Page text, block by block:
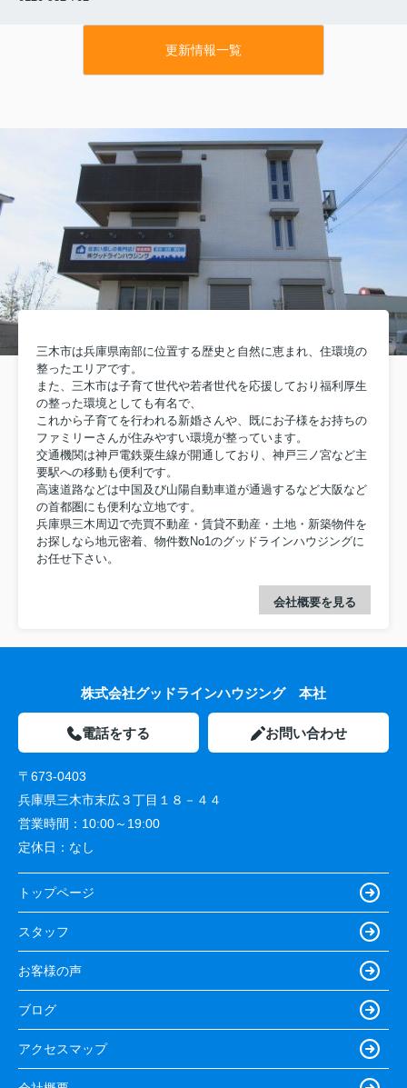
更新情報一覧
三木市は兵庫県南部に位置する歴史と自然に恵まれ、住環境の
整ったエリアです。
また、三木市は子育て世代や若者世代を応援しており福利厚生
の整った環境としても有名で、
これから子育てを行われる新婚さんや、既にお子様をお持ちの
ファミリーさんが住みやすい環境が整っています。
交通機関は神戸電鉄粟生線が開通しており、神戸三ノ宮など主
要駅への移動も便利です。
高速道路などは中国及び山陽自動車道が通過するなど大阪など
の首都圏にも便利な立地です。
兵庫県三木周辺で売買不動産・賃貸不動産・土地・新築物件を
お探しなら地元密着、物件数No1のグッドラインハウジングに
お任せ下さい。
会社概要を見る
株式会社グッドラインハウジング 本社
電話をする お問い合わせ
〒673-0403
兵庫県三木市末広３丁目１８－４４
営業時間： 10:00～19:00
定休日： なし
トップページ
スタッフ
お客様の声
ブログ
アクセスマップ